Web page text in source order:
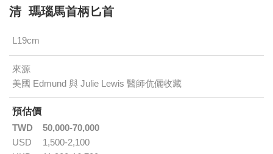
清 瑪瑙馬首柄匕首
L19cm
來源
美國 Edmund 與 Julie Lewis 醫師伉儷收藏
預估價
TWD
50,000-70,000
USD
1,500-2,100